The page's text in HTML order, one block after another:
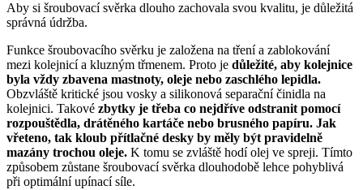
Aby si šroubovací svěrka dlouho zachovala svou kvalitu, je důležitá
správná údržba.
Funkce šroubovacího svěrku je založena na tření a zablokování
mezi kolejnicí a kluzným třmenem. Proto je důležité, aby kolejnice
byla vždy zbavena mastnoty, oleje nebo zaschlého lepidla.
Obzvláště kritické jsou vosky a silikonová separační činidla na
kolejnici. Takové zbytky je třeba co nejdříve odstranit pomocí
rozpouštědla, drátěného kartáče nebo brusného papíru. Jak
vřeteno, tak kloub přítlačné desky by měly být pravidelně
mazány trochou oleje. K tomu se zvláště hodí olej ve spreji. Tímto
způsobem zůstane šroubovací svěrka dlouhodobě lehce pohyblivá
při optimální upínací síle.